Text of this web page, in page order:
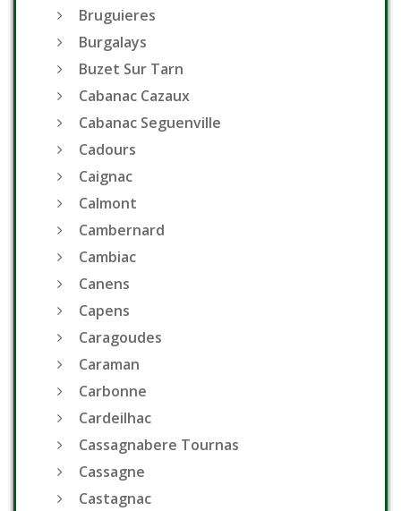
Bruguieres
Burgalays
Buzet Sur Tarn
Cabanac Cazaux
Cabanac Seguenville
Cadours
Caignac
Calmont
Cambernard
Cambiac
Canens
Capens
Caragoudes
Caraman
Carbonne
Cardeilhac
Cassagnabere Tournas
Cassagne
Castagnac